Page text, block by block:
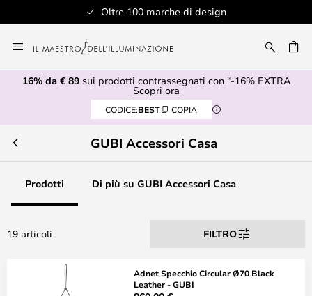
Oltre 100 marche di design
al
contenuto
16% da € 89sui prodotti contrassegnati con “-16% EXTRA
Scopri ora
CODICE:BEST COPIA
GUBI Accessori Casa
Prodotti Di più su GUBI Accessori Casa
19 articoli FILTRO
Adnet Specchio Circular Ø70 Black
Leather - GUBI